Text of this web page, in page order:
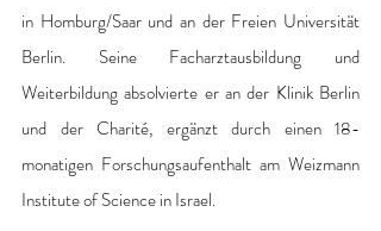
in Homburg/Saar und an der Freien Universität
Berlin. Seine Facharztausbildung und
Weiterbildung absolvierte er an der Klinik Berlin
und der Charité, ergänzt durch einen 18-
monatigen Forschungsaufenthalt am Weizmann
Institute of Science in Israel.